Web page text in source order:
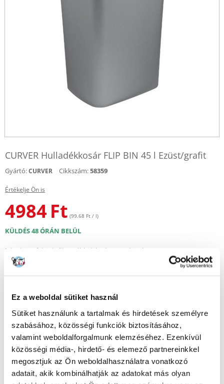
Ez a weboldal sütiket használ
Sütiket használunk a tartalmak és hirdetések személyre
szabásához, közösségi funkciók biztosításához,
valamint weboldalforgalmunk elemzéséhez. Ezenkívül
közösségi média-, hirdető- és elemező partnereinkkel
megosztjuk az Ön weboldalhasználatra vonatkozó
adatait, akik kombinálhatják az adatokat más olyan
CURVER Hulladékkosár FLIP BIN 45 l Ezüst/grafit
Gyártó:CURVER Cikkszám:58359
Értékelje Ön is
4984 Ft (99.68 Ft / l)
KÜLDÉS 48 ÓRÁN BELÜL
Képek ügyfeleinkről További képek megtekintése
mindennapi használatra otthon, az irodában vagy a háztartási
helyiségben. Praktikus kialakításának és kényelmes, kézzel nyitható
fedelének köszönhetően megkönnyíti a hulladékok szelektív
gyűjtését. A hulladék hatékony szétválasztásához megfelelő tárolókra
van szükségünk. A Flip kuka sorozatból származó hulladékgyűjtők
tökéletesen megfelelnek erre a szerepre. A kézzel nyitható fedél
láthatatlanná teszi a szemetes tartalmát, és megakadályozza a
kellemetlen szagok kiszabadulását. A kosarak visszafogott színekben